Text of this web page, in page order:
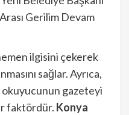
Gerilim Devam
ilgisini çekerek
sağlar. Ayrıca,
okuyucunun gazeteyi
faktördür. Konya